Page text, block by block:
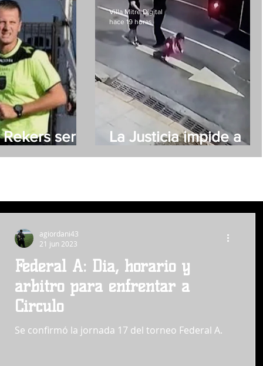
será
Villa Mitre
La Justicia impide a
Moyano acercarse a
Villa Mitre Digital
hace 19 horas
Federal A: Dia, horario y
árbitro para enfrentar a
Circulo
Se confirmó la jornada 17 del torneo Federal A.
agiordani43
21 jun 2023